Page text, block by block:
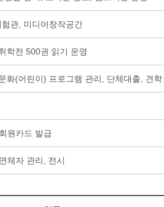
관, 미디어창작공간
학전 500권 읽기 운영
화(어린이) 프로그램 관리, 단체대출, 견학
원카드 발급
체자 관리, 전시